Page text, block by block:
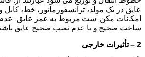
عایق در یک مولد، ترانسفورماتور، خط، کابل
امکانات مکن است مربوط به عمر عایق،
ساخت صحیح و یا عدم نصب صحیح عایق
2 – تأثیرات خارجی